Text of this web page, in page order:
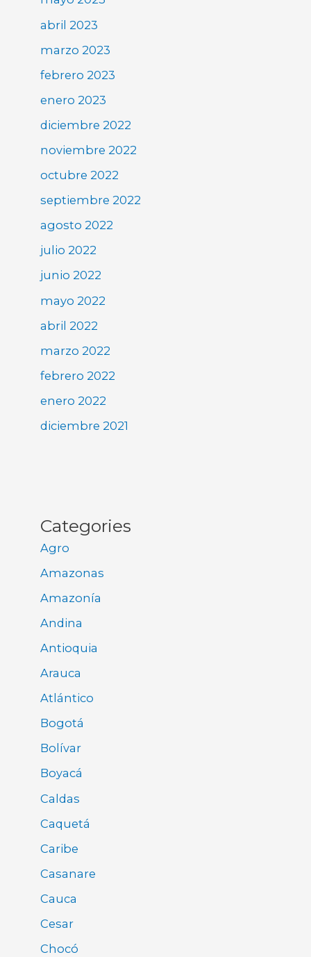
abril 2023
marzo 2023
febrero 2023
enero 2023
diciembre 2022
noviembre 2022
octubre 2022
septiembre 2022
agosto 2022
julio 2022
junio 2022
mayo 2022
abril 2022
marzo 2022
febrero 2022
enero 2022
diciembre 2021
Categories
Agro
Amazonas
Amazonía
Andina
Antioquia
Arauca
Atlántico
Bogotá
Bolívar
Boyacá
Caldas
Caquetá
Caribe
Casanare
Cauca
Cesar
Chocó